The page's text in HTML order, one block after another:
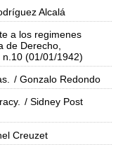
Alcalá
a los regimenes
de Derecho,
(01/01/1942)
/ Gonzalo Redondo
/ Sidney Post
Creuzet